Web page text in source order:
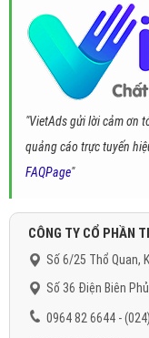
"VietAds gửi lời cảm ơn
quảng cáo trực tuyến
FAQPage"
CÔNG TY CỔ PHẦN
Số 6/25 Thổ Quan,
Số 36 Điện Biên
0964 82 6644 -